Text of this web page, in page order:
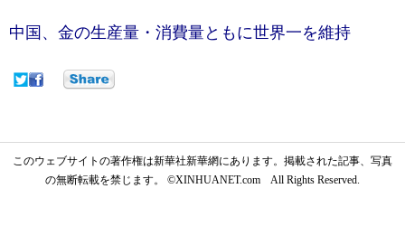
中国、金の生産量・消費量ともに世界一を維持
このウェブサイトの著作権は新華社新華網にあります。掲載された記事、写真
の無断転載を禁じます。 ©XINHUANET.com All Rights Reserved.